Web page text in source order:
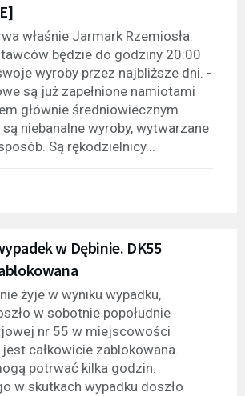
właśnie Jarmark Rzemiosła.
będzie do godziny 20:00
wyroby przez najbliższe dni. -
są już zapełnione namiotami
głównie średniowiecznym.
niebanalne wyroby, wytwarzane
Są rękodzielnicy...
w Dębinie. DK55
żyje w wyniku wypadku,
w sobotnie popołudnie
nr 55 w miejscowości
jest całkowicie zablokowana.
potrwać kilka godzin.
w skutkach wypadku doszło